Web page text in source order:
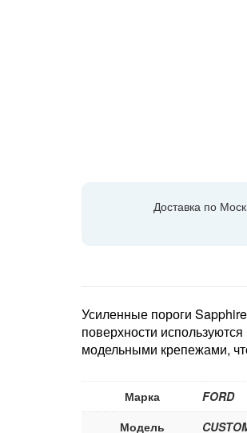
Доставка по
Усиленные пороги
поверхности
модельными крепежами,
Марка
FORD
Модель